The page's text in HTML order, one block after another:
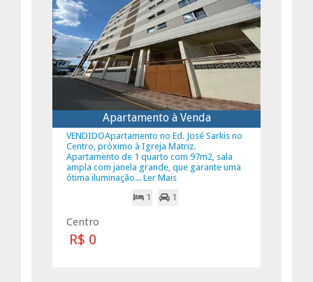
Apartamento à Venda
VENDIDOApartamento no Ed. José Sarkis no
Centro, próximo à Igreja Matriz.
Apartamento de 1 quarto com 97m2, sala
ampla com janela grande, que garante uma
ótima iluminação... Ler Mais
1
1
Centro
R$ 0